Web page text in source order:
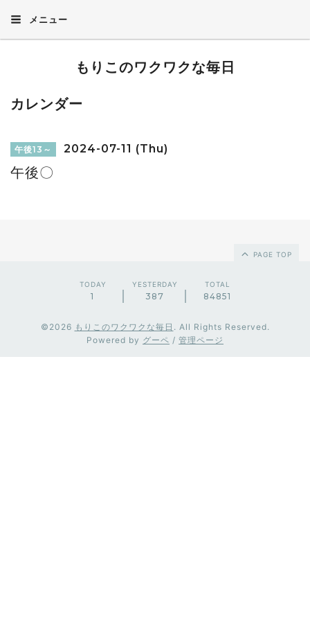
メニュー
もりこのワクワクな毎日
カレンダー
午後13～ 2024-07-11 (Thu)
午後〇
PAGE TOP
TODAY
1
YESTERDAY
387
TOTAL
84851
©2026 もりこのワクワクな毎日 . All Rights Reserved.
Powered by グーペ / 管理ページ